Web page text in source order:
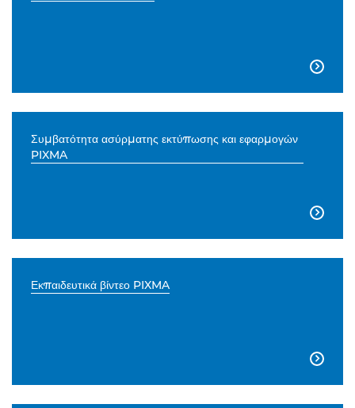

Συμβατότητα ασύρματης εκτύπωσης και εφαρμογών
PIXMA

Εκπαιδευτικά βίντεο PIXMA
